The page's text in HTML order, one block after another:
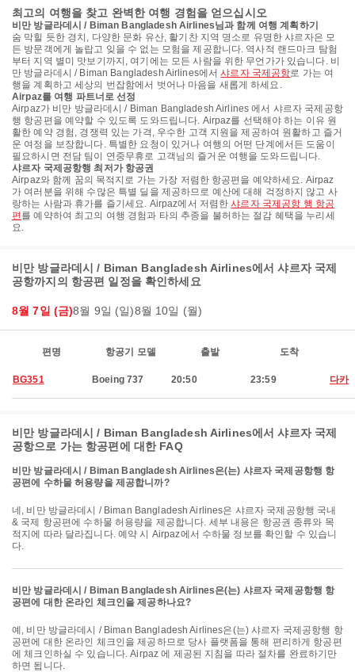
최고의 여행을 찾고 완벽한 여행 경험을 얻으십시오
비만 방글라데시 / Biman Bangladesh Airlines님과 함께 여행 계획하기
숨 막힐 듯한 경치, 다양한 문화 유산, 활기찬 지역 명소로 유명한 샤르자은 모
든 방문객에게 놀랍고 잊을 수 없는 모험을 제공합니다. 역사적 랜드마크 탐험
부터 지역 별미 맛보기까지, 여기에는 모든 사람을 위한 무언가가 있습니다. 비
만 방글라데시 / Biman Bangladesh Airlines에서샤르자 국제공항로 가는 여
행을 계획하고 세상의 번잡함에서 벗어나 마음을 새롭게 하세요.
Airpaz를 여행 파트너로 선정
Airpaz가 비만 방글라데시 / Biman Bangladesh Airlines 에서 샤르자 국제공항
행 항공편을 예약할 수 있도록 도와드립니다. Airpaz를 선택해야 하는 이유 원
활한 예약 경험, 경쟁력 있는 가격, 우수한 고객 지원을 제공하여 원활하고 즐거
운 여정을 보장합니다. 특별한 요청이 있거나 여행의 어떤 단계에서든 도움이
필요하시면 전담 팀이 연중무휴로 고객님의 즐거운 여행을 도와드립니다.
샤르자 국제공항행 최저가 항공권
Airpaz와 함께 꿈의 목적지로 가는 가장 저렴한 항공편을 예약하세요. Airpaz
가 여러분을 위해 수많은 특별 딜을 제공하므로 예산에 대해 걱정하지 않고 사
랑하는 사람과 휴가를 즐기세요. Airpaz에서 저렴한샤르자 국제공항 행 항공
편 를 예약하여 최고의 여행 경험과 타의 추종을 불허하는 절감 혜택을 누리세
요.
비만 방글라데시 / Biman Bangladesh Airlines에서 샤르자 국제
공항까지의 항공편 일정을 확인하세요
8월 7일 (금)8월 9일 (일)8월 10일 (월)
편명 항공기 모델 출발 도착
BG351 Boeing 737 20:50 23:59 다카
비만 방글라데시 / Biman Bangladesh Airlines에서 샤르자 국제
공항으로 가는 항공편에 대한 FAQ
비만 방글라데시 / Biman Bangladesh Airlines은(는) 샤르자 국제공항행 항
공편에 수하물 허용량을 제공합니까?
네, 비만 방글라데시 / Biman Bangladesh Airlines은 샤르자 국제공항행 국내
& 국제 항공편에 수하물 허용량을 제공합니다. 세부 내용은 항공권 종류와 목
적지에 따라 달라집니다. 예약 시 Airpaz에서 수하물 정보를 확인할 수 있습니
다.
비만 방글라데시 / Biman Bangladesh Airlines은(는) 샤르자 국제공항행 항
공편에 대한 온라인 체크인을 제공하나요?
예, 비만 방글라데시 / Biman Bangladesh Airlines은(는) 샤르자 국제공항행 항
공편에 대한 온라인 체크인을 제공하므로 당사 플랫폼을 통해 편리하게 항공편
에 체크인하실 수 있습니다. Airpaz 에 제공된 지침을 따라 절차를 완료하기만
하면 됩니다.